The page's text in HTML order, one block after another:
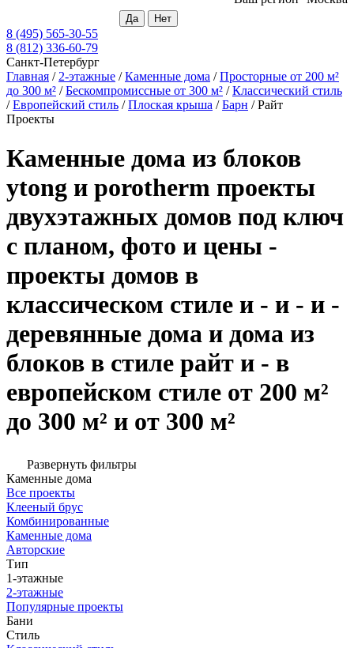
8 (495) 565-30-55
8 (812) 336-60-79
Санкт-Петербург
Главная / 2-этажные /Каменные дома /Просторные от 200 м²
до 300 м² /Бескомпромиссные от 300 м² /Классический стиль
/Европейский стиль /Плоская крыша /Барн /Райт
Проекты
Каменные дома из блоков
ytong и porotherm проекты
двухэтажных домов под ключ
с планом, фото и цены -
проекты домов в
классическом стиле и - и - и -
деревянные дома и дома из
блоков в стиле райт и - в
европейском стиле от 200 м²
до 300 м² и от 300 м²
Развернуть фильтры
Каменные дома
Все проекты
Клееный брус
Комбинированные
Каменные дома
Авторские
Тип
1-этажные
2-этажные
Популярные проекты
Бани
Стиль